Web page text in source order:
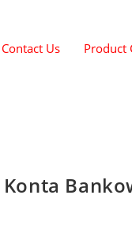
Contact Us Product
Konta